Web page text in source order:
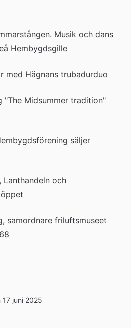
Musik och dans
Hembygdsgille
med Hägnans trubadurduo
"The Midsummer tradition"
säljer
Lanthandeln och
samordnare friluftsmuseet
juni 2025